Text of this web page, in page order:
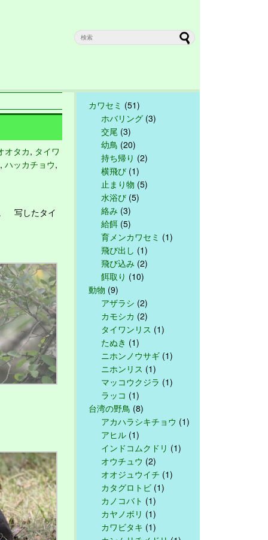
オタカ, タイワ
, ハッカチョウ,
写したタイ
カワセミ (51)
ホバリング (3)
交尾 (3)
幼鳥 (20)
持ち帰り (2)
横飛び (1)
止まり物 (5)
水浴び (5)
絡み (3)
給餌 (5)
育メンカワセミ (1)
飛び出し (1)
飛び込み (2)
餌取り (10)
動物 (9)
アザラシ (2)
カモシカ (2)
タイワンリス (1)
たぬき (1)
ニホンノウサギ (1)
ニホンリス (1)
マッコウクジラ (1)
ラッコ (1)
台湾の野鳥 (8)
アカハラシキチョウ (1)
アヒル (1)
インドコムクドリ (1)
オウチュウ (2)
オオジュウイチ (1)
カタグロトビ (1)
カノコバト (1)
カヤノボリ (1)
カワビタキ (1)